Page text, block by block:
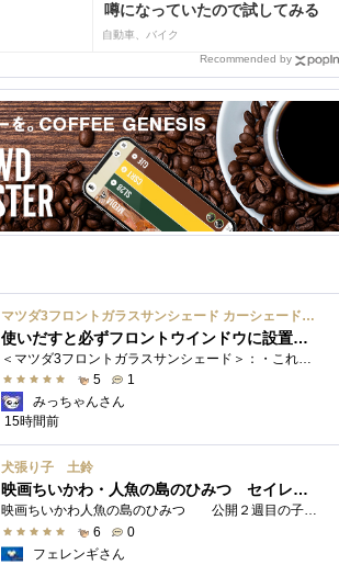
噂になっていたので試してみる
自動車、バイク
Recommended by
マツダ3フロントガラスサンシェード カーシェード 車用 フロントウィンドウさんしえーど 遮光 断熱 カスタムパーツ 車種専用設計 折り畳み式 取付簡単 収納袋付き
使いだすと必ずフロントウインドウに設置する習慣がつきます
5
1
みっちゃんさん
15時間前
犬張り子 土鈴
映画ちいかわ・人魚の島のひみつ セイレーンのモデルは犬だった？
映画ちいかわ人魚の島のひみつ 公開２週目の子どもさんの来場が制限されているレイトショーでも満席でしたし新たにボンドロシールの来場�...
6
0
フェレンギさん